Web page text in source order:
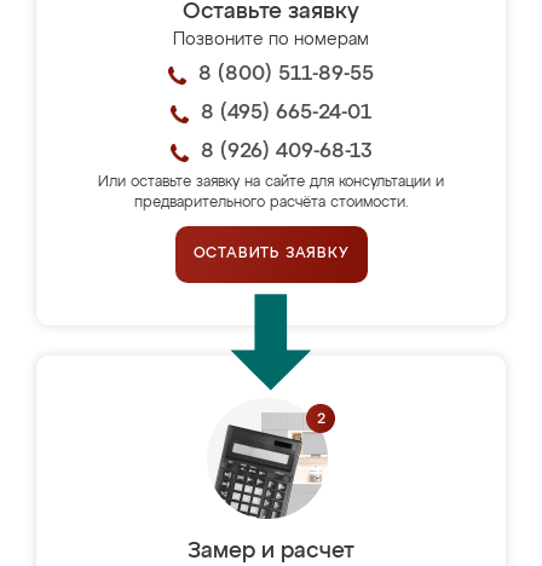
Оставьте заявку
Позвоните по номерам
8 (800) 511-89-55
8 (495) 665-24-01
8 (926) 409-68-13
Или оставьте заявку на сайте для консультации и
предварительного расчёта стоимости.
ОСТАВИТЬ ЗАЯВКУ
Замер и расчет